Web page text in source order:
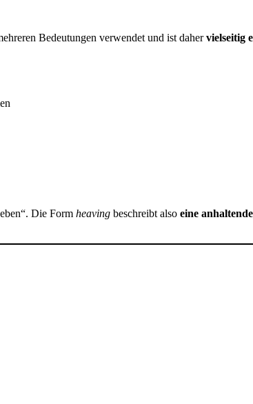
Bedeutungen verwendet und ist dahervielseitig
Die Form heaving beschreibt also eine